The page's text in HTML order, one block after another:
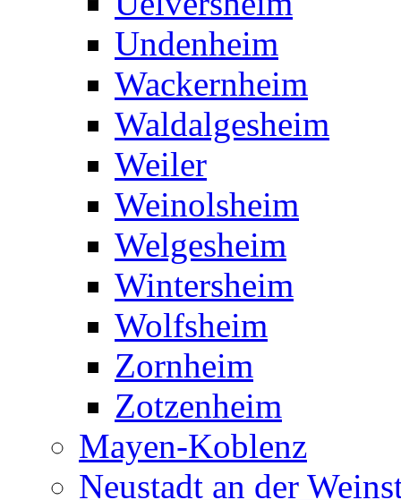
Undenheim
Wackernheim
Waldalgesheim
Weiler
Weinolsheim
Welgesheim
Wintersheim
Wolfsheim
Zornheim
Zotzenheim
Mayen-Koblenz
Neustadt an der